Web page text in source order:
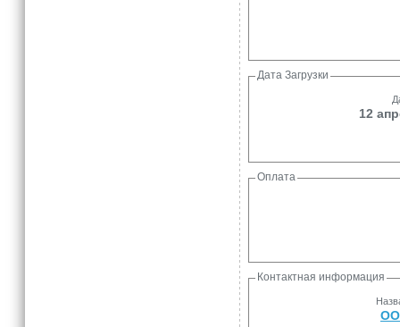
Дата Загрузки
12
Оплата
Контактная информация